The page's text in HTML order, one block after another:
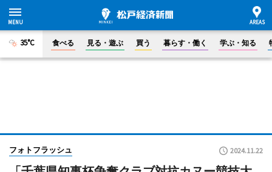
35°C 食べる 見る・遊ぶ 買う 暮らす・働く 学ぶ・知る
フォトフラッシュ 2024.11.22